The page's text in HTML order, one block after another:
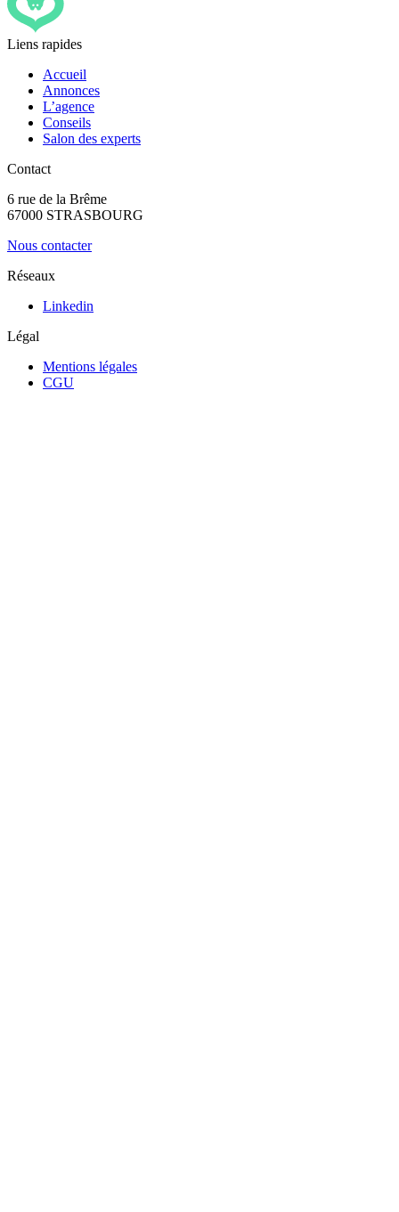
Liens rapides
Accueil
Annonces
L’agence
Conseils
Salon des experts
Contact
6 rue de la Brême
67000 STRASBOURG
Nous contacter
Réseaux
Linkedin
Légal
Mentions légales
CGU